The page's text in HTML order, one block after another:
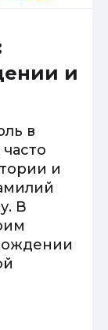
и
в
и
В